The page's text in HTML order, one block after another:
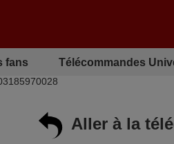
fans Télécommandes
Aller à la